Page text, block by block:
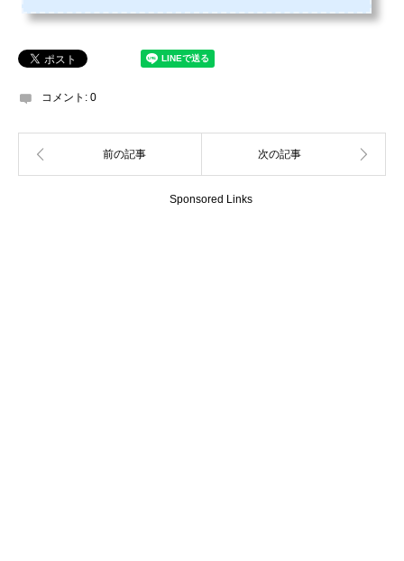
れたのだとしたら 本当に一目見て、「ダメ」...
コメント: 0
Sponsored Links